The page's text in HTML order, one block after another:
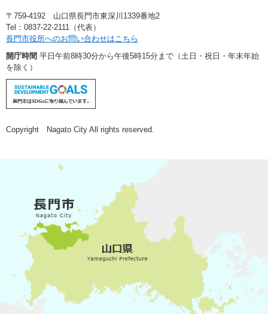
〒759-4192 山口県長門市東深川1339番地2
Tel：0837-22-2111（代表）
長門市役所へのお問い合わせはこちら
開庁時間 平日午前8時30分から午後5時15分まで（土日・祝日・年末年始
を除く）
Copyright Nagato City All rights reserved.